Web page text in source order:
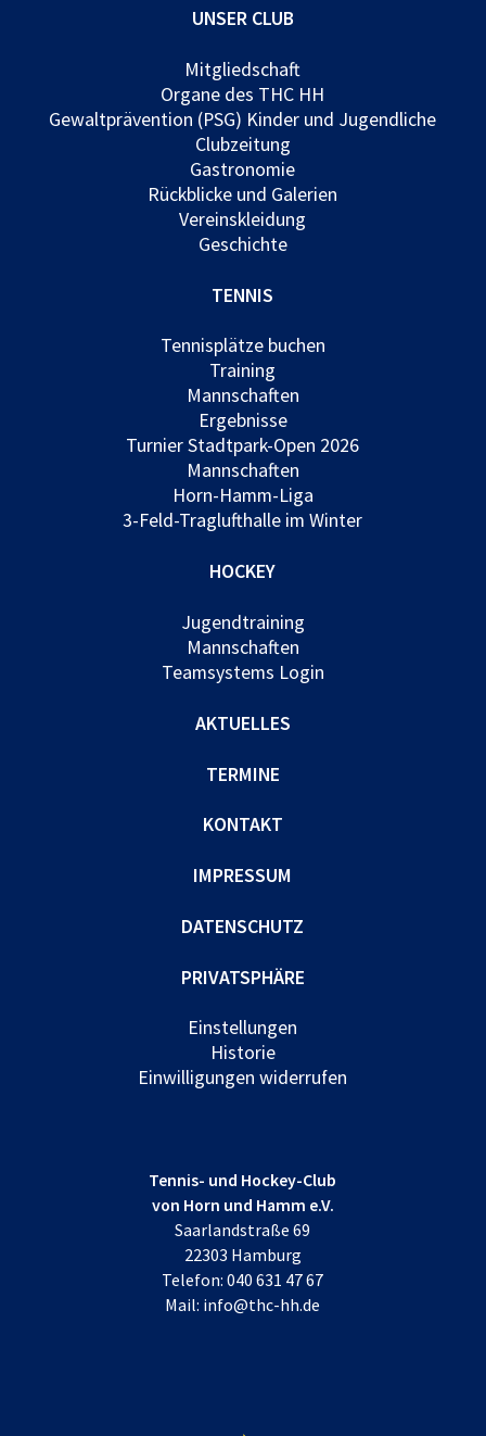
UNSER CLUB
Mitgliedschaft
Organe des THC HH
Gewaltprävention (PSG) Kinder und Jugendliche
Clubzeitung
Gastronomie
Rückblicke und Galerien
Vereinskleidung
Geschichte
TENNIS
Tennisplätze buchen
Training
Mannschaften
Ergebnisse
Turnier Stadtpark-Open 2026
Mannschaften
Horn-Hamm-Liga
3-Feld-Traglufthalle im Winter
HOCKEY
Jugendtraining
Mannschaften
Teamsystems Login
AKTUELLES
TERMINE
KONTAKT
IMPRESSUM
DATENSCHUTZ
PRIVATSPHÄRE
Einstellungen
Historie
Einwilligungen widerrufen
Tennis- und Hockey-Club
von Horn und Hamm e.V.
Saarlandstraße 69
22303 Hamburg
Telefon:040 631 47 67
Mail: info@thc-hh.de